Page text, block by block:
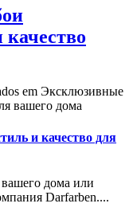
em Эксклюзивные
вашего дома
и качество для
дома или
Darfarben....